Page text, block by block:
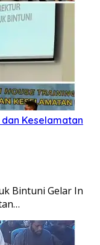
dan Keselamatan
Bintuni Gelar In